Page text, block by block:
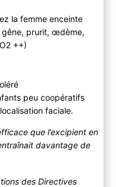
la femme enceinte
gêne, prurit, œdème,
++)
peu coopératifs
faciale.
que l’excipient en
davantage de
des Directives